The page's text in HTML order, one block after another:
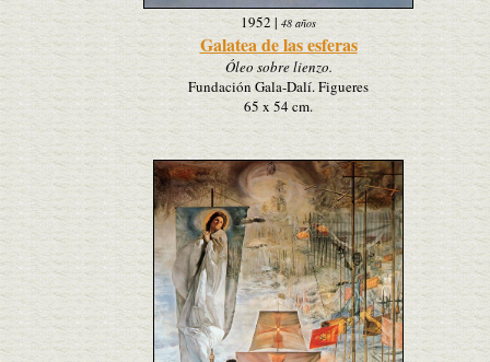
1952 | 48 años
Galatea de las esferas
Óleo sobre lienzo.
Fundación Gala-Dalí. Figueres
65 x 54 cm.